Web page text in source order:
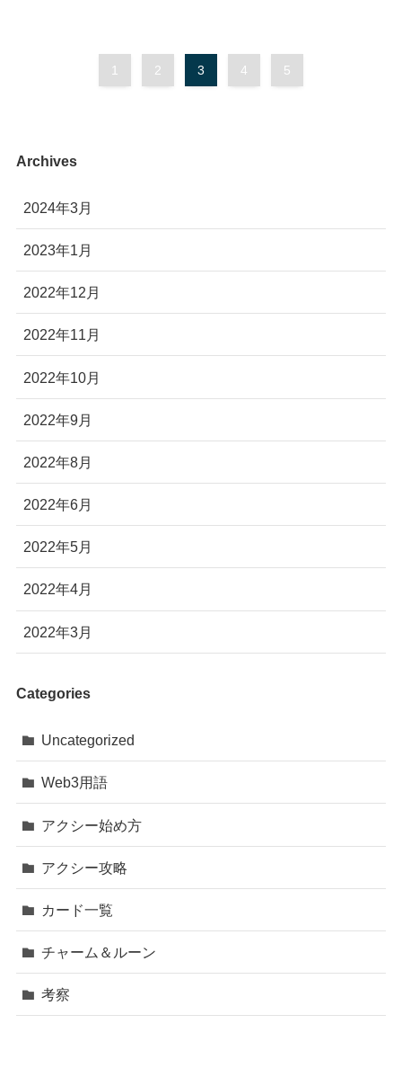
1 2 3 4 5
Archives
2024年3月
2023年1月
2022年12月
2022年11月
2022年10月
2022年9月
2022年8月
2022年6月
2022年5月
2022年4月
2022年3月
Categories
Uncategorized
Web3用語
アクシー始め方
アクシー攻略
カード一覧
チャーム＆ルーン
考察